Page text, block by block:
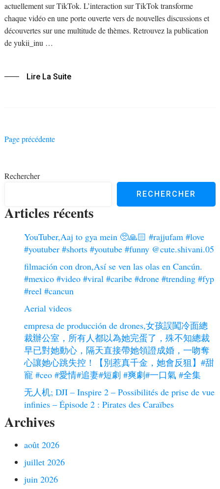
actuellement sur TikTok. L’interaction sur TikTok transforme
chaque vidéo en une porte ouverte vers de nouvelles discussions et
découvertes sur une multitude de thèmes. Retrouvez la publication
de yukii_inu …
Lire La Suite
Navigation
des
Page précédente
Rechercher
RECHERCHER
Articles récents
YouTuber,Aaj to gya mein 🥺🙏🏻 #rajjufam #love
#youtuber #shorts #youtube #funny ​⁠@cute.shivani.05
filmación con dron,Así se ven las olas en Cancún.
#mexico #video #viral #caribe #drone #trending #fyp
#reel #cancun
Aerial videos
empresa de producción de drones,女孩誤闖冷面總
裁辦公室，所有人都以為她完蛋了，殊不知總裁
早已對她動心，隔天直接帶她領證成婚，一吻奪
心讓她心跳失控！【別惹真千金，她會反狙】#甜
寵 #ceo #愛情#追妻#短劇 #爽劇#一口氣 #全集
无人机; DJI – Inspire 2 – Possibilités de prise de vue
infinies – Épisode 2 : Pirates des Caraïbes
Archives
août 2026
juillet 2026
juin 2026